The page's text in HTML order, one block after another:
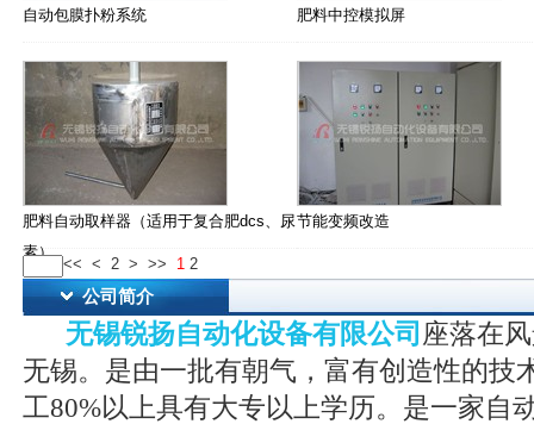
自动包膜扑粉系统 肥料中控模拟屏
肥料自动取样器（适用于复合肥dcs、尿
素）
节能变频改造
<< < 2 > >> 1 2
公司简介
无锡锐扬自动化设备有限公司 座落在
无锡。是由一批有朝气，富有创造性的技
工80%以上具有大专以上学历。是一家自